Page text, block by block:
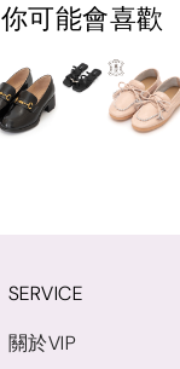
你可能會喜歡
SERVICE
關於VIP